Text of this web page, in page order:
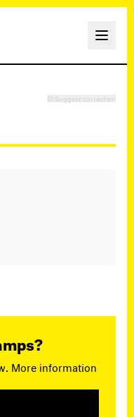
Suggest correction
More information